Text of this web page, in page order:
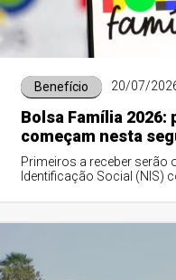
Benefício 20/07/
Bolsa Família
começam nesta
Primeiros a receber serão
Identificação Social (NIS)